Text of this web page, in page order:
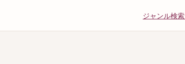
ジャンル検索